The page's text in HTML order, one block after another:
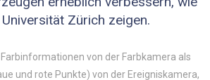
Zürich zeigen.
von der Farbkamera als
und rote Punkte) von der Ereigniskamera,